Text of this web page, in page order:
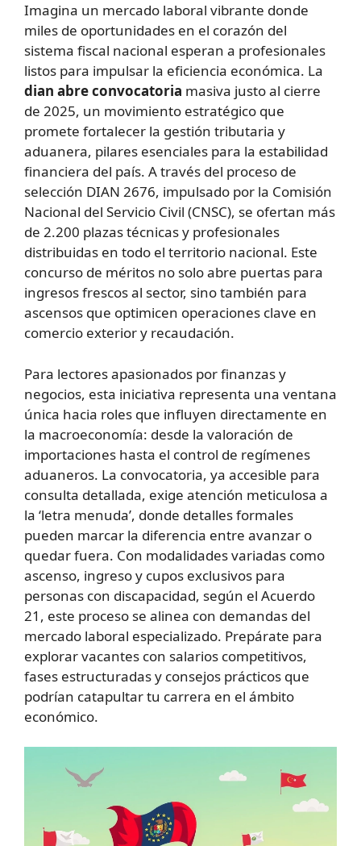
Imagina un mercado laboral vibrante donde
miles de oportunidades en el corazón del
sistema fiscal nacional esperan a profesionales
listos para impulsar la eficiencia económica. La
dian abre convocatoria masiva justo al cierre
de 2025, un movimiento estratégico que
promete fortalecer la gestión tributaria y
aduanera, pilares esenciales para la estabilidad
financiera del país. A través del proceso de
selección DIAN 2676, impulsado por la Comisión
Nacional del Servicio Civil (CNSC), se ofertan más
de 2.200 plazas técnicas y profesionales
distribuidas en todo el territorio nacional. Este
concurso de méritos no solo abre puertas para
ingresos frescos al sector, sino también para
ascensos que optimicen operaciones clave en
comercio exterior y recaudación.
Para lectores apasionados por finanzas y
negocios, esta iniciativa representa una ventana
única hacia roles que influyen directamente en
la macroeconomía: desde la valoración de
importaciones hasta el control de regímenes
aduaneros. La convocatoria, ya accesible para
consulta detallada, exige atención meticulosa a
la ‘letra menuda’, donde detalles formales
pueden marcar la diferencia entre avanzar o
quedar fuera. Con modalidades variadas como
ascenso, ingreso y cupos exclusivos para
personas con discapacidad, según el Acuerdo
21, este proceso se alinea con demandas del
mercado laboral especializado. Prepárate para
explorar vacantes con salarios competitivos,
fases estructuradas y consejos prácticos que
podrían catapultar tu carrera en el ámbito
económico.